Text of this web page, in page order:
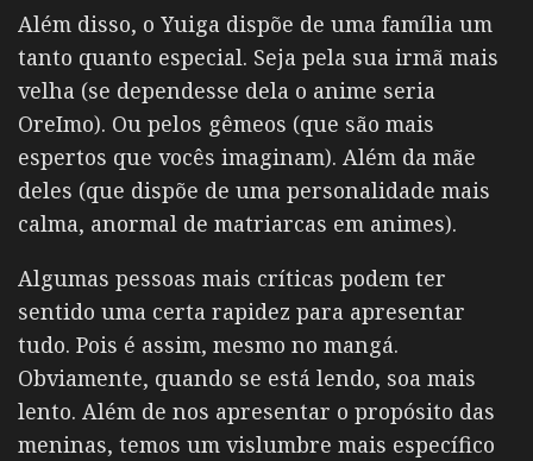
Além disso, o Yuiga dispõe de uma família um
tanto quanto especial. Seja pela sua irmã mais
velha (se dependesse dela o anime seria
OreImo). Ou pelos gêmeos (que são mais
espertos que vocês imaginam). Além da mãe
deles (que dispõe de uma personalidade mais
calma, anormal de matriarcas em animes).
Algumas pessoas mais críticas podem ter
sentido uma certa rapidez para apresentar
tudo. Pois é assim, mesmo no mangá.
Obviamente, quando se está lendo, soa mais
lento. Além de nos apresentar o propósito das
meninas, temos um vislumbre mais específico